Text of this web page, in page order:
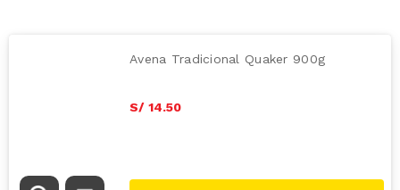
Avena Tradicional Quaker 900g
S/ 14.50